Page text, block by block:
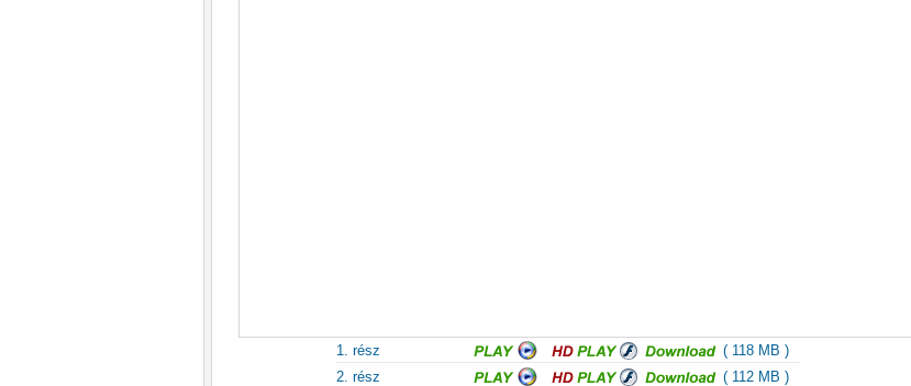
1. rész
( 118 MB )
2. rész
( 112 MB )